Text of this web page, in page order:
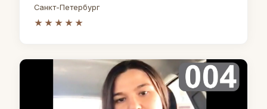
Санкт-Петербург
★★★★★